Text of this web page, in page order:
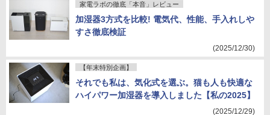
家電ラボの徹底「本音」レビュー
加湿器3方式を比較! 電気代、性能、手入れしや
すさ徹底検証
(2025/12/30)
【年末特別企画】
それでも私は、気化式を選ぶ。猫も人も快適な
ハイパワー加湿器を導入しました【私の2025】
(2025/12/29)